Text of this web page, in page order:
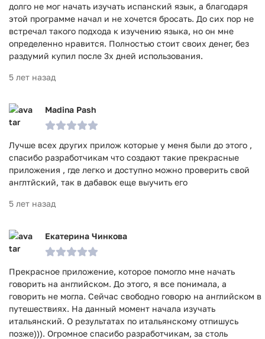
долго не мог начать изучать испанский язык, а благодаря
этой программе начал и не хочется бросать. До сих пор не
встречал такого подхода к изучению языка, но он мне
определенно нравится. Полностью стоит своих денег, без
раздумий купил после 3х дней использования.
5 лет назад
Madina Pash
Лучше всех других прилож которые у меня были до этого ,
спасибо разработчикам что создают такие прекрасные
приложения , где легко и доступно можно проверить свой
англтйский, так в дабавок еще выучить его
5 лет назад
Екатерина Чинкова
Прекрасное приложение, которое помогло мне начать
говорить на английском. До этого, я все понимала, а
говорить не могла. Сейчас свободно говорю на английском в
путешествиях. На данный момент начала изучать
итальянский. О результатах по итальянскому отпишусь
позже))). Огромное спасибо разработчикам, за столь